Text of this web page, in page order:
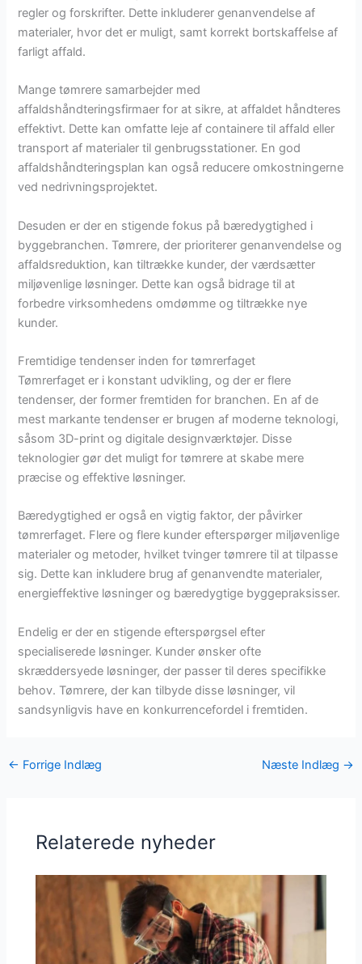
regler og forskrifter. Dette inkluderer genanvendelse af
materialer, hvor det er muligt, samt korrekt bortskaffelse af
farligt affald.
Mange tømrere samarbejder med
affaldshåndteringsfirmaer for at sikre, at affaldet håndteres
effektivt. Dette kan omfatte leje af containere til affald eller
transport af materialer til genbrugsstationer. En god
affaldshåndteringsplan kan også reducere omkostningerne
ved nedrivningsprojektet.
Desuden er der en stigende fokus på bæredygtighed i
byggebranchen. Tømrere, der prioriterer genanvendelse og
affaldsreduktion, kan tiltrække kunder, der værdsætter
miljøvenlige løsninger. Dette kan også bidrage til at
forbedre virksomhedens omdømme og tiltrække nye
kunder.
Fremtidige tendenser inden for tømrerfaget
Tømrerfaget er i konstant udvikling, og der er flere
tendenser, der former fremtiden for branchen. En af de
mest markante tendenser er brugen af moderne teknologi,
såsom 3D-print og digitale designværktøjer. Disse
teknologier gør det muligt for tømrere at skabe mere
præcise og effektive løsninger.
Bæredygtighed er også en vigtig faktor, der påvirker
tømrerfaget. Flere og flere kunder efterspørger miljøvenlige
materialer og metoder, hvilket tvinger tømrere til at tilpasse
sig. Dette kan inkludere brug af genanvendte materialer,
energieffektive løsninger og bæredygtige byggepraksisser.
Endelig er der en stigende efterspørgsel efter
specialiserede løsninger. Kunder ønsker ofte
skræddersyede løsninger, der passer til deres specifikke
behov. Tømrere, der kan tilbyde disse løsninger, vil
sandsynligvis have en konkurrencefordel i fremtiden.
← Forrige Indlæg Næste Indlæg →
Relaterede nyheder